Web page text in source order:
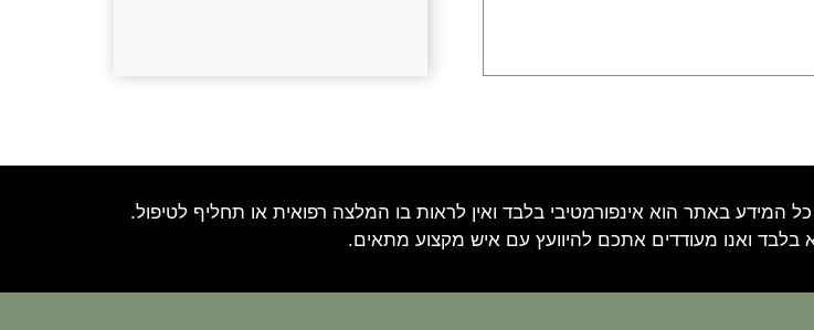
המידע באתר הוא אינפורמטיבי בלבד ואין לראות בו המלצה רפואית או תחליף לטיפול.
ואנו מעודדים אתכם להיוועץ עם איש מקצוע מתאים.